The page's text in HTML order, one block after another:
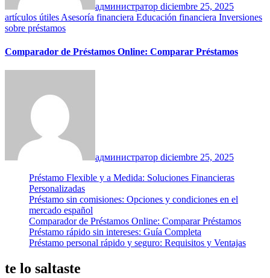
администратор diciembre 25, 2025
artículos útiles Asesoría financiera Educación financiera Inversiones
sobre préstamos
Comparador de Préstamos Online: Comparar Préstamos
администратор diciembre 25, 2025
Préstamo Flexible y a Medida: Soluciones Financieras
Personalizadas
Préstamo sin comisiones: Opciones y condiciones en el
mercado español
Comparador de Préstamos Online: Comparar Préstamos
Préstamo rápido sin intereses: Guía Completa
Préstamo personal rápido y seguro: Requisitos y Ventajas
te lo saltaste